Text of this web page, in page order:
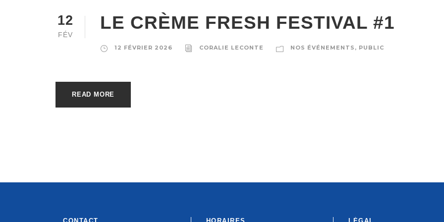
12
FÉV
LE CRÈME FRESH FESTIVAL #1
12 FÉVRIER 2026 CORALIE LECONTE NOS ÉVÉNEMENTS , PUBLIC
READ MORE